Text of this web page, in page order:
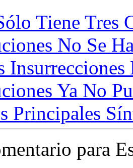
Tiene Tres
No Se
Ya No
Principales
para